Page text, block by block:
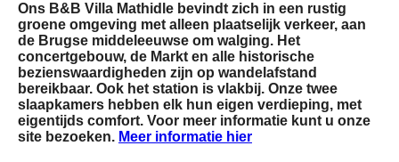
Ons B&B Villa Mathidle bevindt zich in een rustig
groene omgeving met alleen plaatselijk verkeer, aan
de Brugse middeleeuwse om walging. Het
concertgebouw, de Markt en alle historische
bezienswaardigheden zijn op wandelafstand
bereikbaar. Ook het station is vlakbij. Onze twee
slaapkamers hebben elk hun eigen verdieping, met
eigentijds comfort. Voor meer informatie kunt u onze
site bezoeken. Meer informatie hier